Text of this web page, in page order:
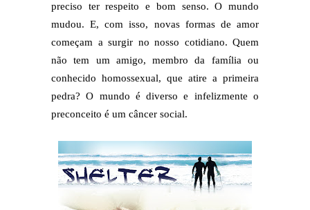
preciso ter respeito e bom senso. O mundo
mudou. E, com isso, novas formas de amor
começam a surgir no nosso cotidiano. Quem
não tem um amigo, membro da família ou
conhecido homossexual, que atire a primeira
pedra? O mundo é diverso e infelizmente o
preconceito é um câncer social.